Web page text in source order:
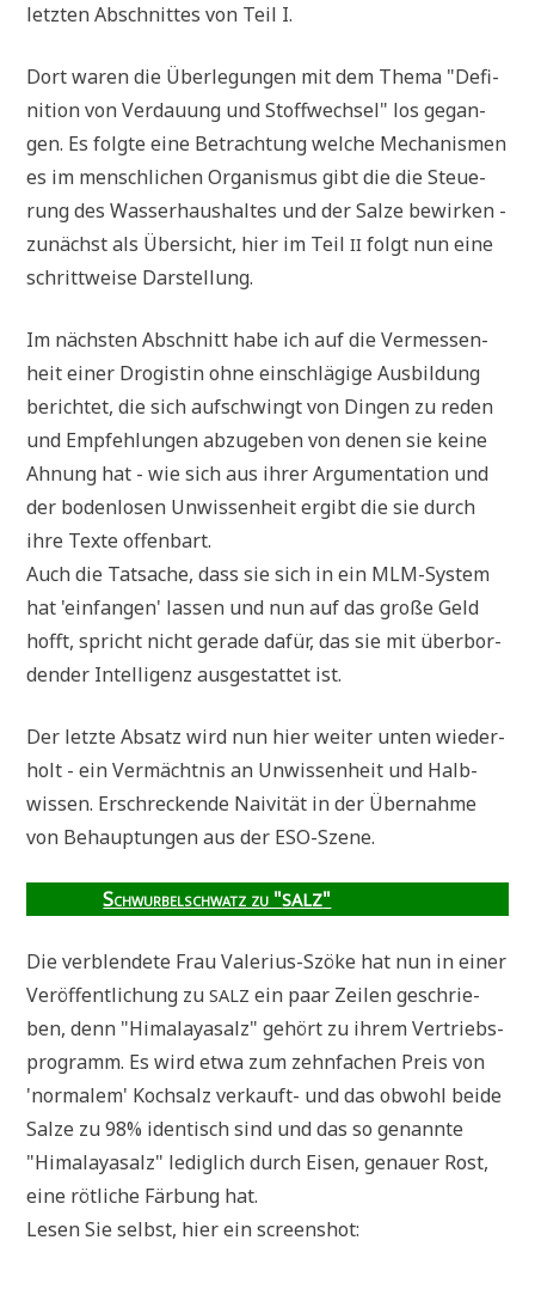
letz­ten Abschnit­tes von Teil I.
Dort waren die Über­le­gun­gen mit dem The­ma "Defi­
ni­ti­on von Ver­dau­ung und Stoff­wech­sel" los gegan­
gen. Es folg­te eine Betrach­tung wel­che Mecha­nis­men
es im mensch­li­chen Orga­nis­mus gibt die die Steue­
rung des Was­ser­haus­hal­tes und der Sal­ze bewir­ken -
zunächst als Über­sicht, hier im TeilII folgt nun eine
schritt­wei­se Darstellung.
Im näch­sten Abschnitt habe ich auf die Ver­mes­sen­
heit einer Dro­gi­stin ohne ein­schlä­gi­ge Aus­bil­dung
berich­tet, die sich auf­schwingt von Din­gen zu reden
und Emp­feh­lun­gen abzu­ge­ben von denen sie kei­ne
Ahnung hat - wie sich aus ihrer Argu­men­ta­ti­on und
der boden­lo­sen Unwis­sen­heit ergibt die sie durch
ihre Tex­te offenbart.
Auch die Tat­sa­che, dass sie sich in ein MLM-System
hat 'ein­fan­gen' las­sen und nun auf das gro­ße Geld
hofft, spricht nicht gera­de dafür, das sie mit über­bor­
den­der Intel­li­genz aus­ge­stat­tet ist.
Der letz­te Absatz wird nun hier wei­ter unten wie­der­
holt - ein Ver­mächt­nis an Unwis­sen­heit und Halb­
wis­sen. Erschrecken­de Nai­vi­tät in der Über­nah­me
von Behaup­tun­gen aus der ESO-Szene.
Schwur­bel­schwatz zu "SALZ"
Die ver­blen­de­te Frau Vale­ri­us-Szö­ke hat nun in einer
Ver­öf­fent­li­chung zuSALZ ein paar Zei­len geschrie­
ben, denn "Hima­la­ya­salz" gehört zu ihrem Ver­triebs­
pro­gramm. Es wird etwa zum zehn­fa­chen Preis von
'nor­ma­lem' Koch­salz ver­kauft- und das obwohl bei­de
Sal­ze zu 98% iden­tisch sind und das so genann­te
"Hima­la­ya­salz" ledig­lich durch Eisen, genau­er Rost,
eine röt­li­che Fär­bung hat.
Lesen Sie selbst, hier ein screenshot: